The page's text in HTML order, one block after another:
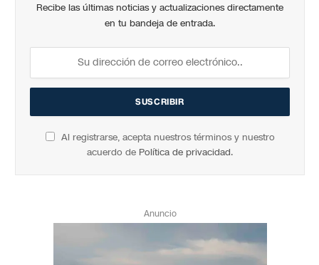
Recibe las últimas noticias y actualizaciones directamente
en tu bandeja de entrada.
Al registrarse, acepta nuestros términos y nuestro
acuerdo de Política de privacidad.
Anuncio